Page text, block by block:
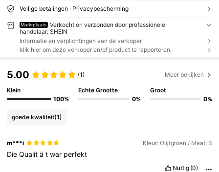
Veilige betalingen · Privacybescherming
Marktplaats
Verkocht en verzonden door professionele
handelaar: SHEIN
Informatie en verplichtingen van de verkoper
klik hier om deze verkoper en/of product te rapporteren.
5.00 (1) Meer bekijken
Klein
100%
Echte Grootte
0%
Groot
0%
goede kwaliteit(1)
m***i Kleur: Olijfgroen / Maat: S
DieQualitätwar perfekt
Nuttig (0)